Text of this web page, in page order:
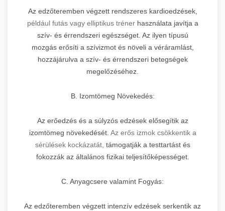
Az edzőteremben végzett rendszeres kardioedzések,
például futás vagy elliptikus trénerhasználata javítja a
szív- és érrendszeri egészséget. Az ilyen típusú
mozgás erősíti a szívizmot és növeli a véráramlást,
hozzájárulva a szív- és érrendszeri betegségek
megelőzéséhez.
B. Izomtömeg Növekedés:
Az erőedzés és a súlyzós edzések elősegítik az
izomtömeg növekedését. Az erős izmok csökkentik a
sérülések kockázatát, támogatják a testtartást és
fokozzák az általános fizikai teljesítőképességet.
C. Anyagcsere valamint Fogyás:
Az edzőteremben végzett intenzív edzések serkentik az